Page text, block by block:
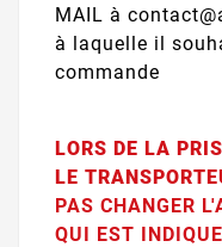
MAIL à
à laquelle il
commande
LORS DE LA
LE
PAS CHANGER
QUI EST